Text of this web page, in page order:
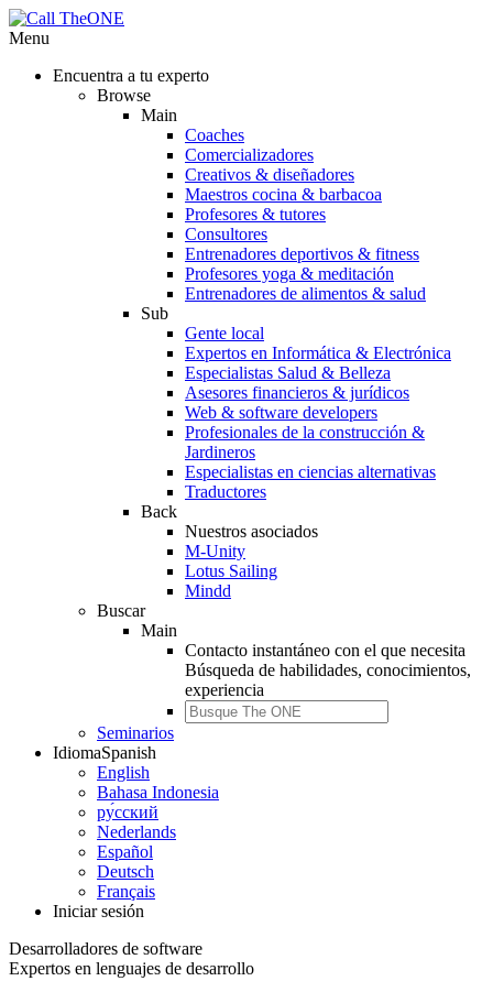
Menu
Encuentra a tu experto
Browse
Main
Coaches
Comercializadores
Creativos & diseñadores
Maestros cocina & barbacoa
Profesores & tutores
Consultores
Entrenadores deportivos & fitness
Profesores yoga & meditación
Entrenadores de alimentos & salud
Sub
Gente local
Expertos en Informática & Electrónica
Especialistas Salud & Belleza
Asesores financieros & jurídicos
Web & software developers
Profesionales de la construcción &
Jardineros
Especialistas en ciencias alternativas
Traductores
Back
Nuestros asociados
M-Unity
Lotus Sailing
Mindd
Buscar
Main
Contacto instantáneo con el que necesita
Búsqueda de habilidades, conocimientos,
experiencia
Seminarios
IdiomaSpanish
English
Bahasa Indonesia
ру́сский
Nederlands
Español
Deutsch
Français
Iniciar sesión
Desarrolladores de software
Expertos en lenguajes de desarrollo